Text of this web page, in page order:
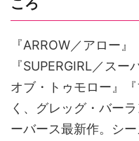
『ARROW／アロー
『SUPERGIRL／ス
オブ・トゥモロー』
く、グレッグ・バー
ーバース最新作。シ